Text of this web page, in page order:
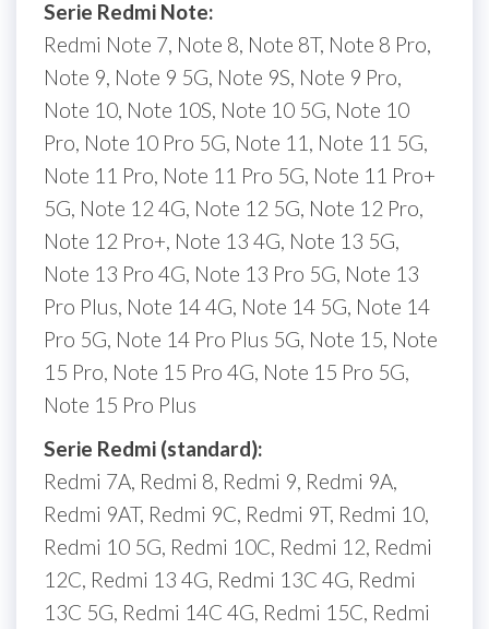
Serie Redmi Note:
Redmi Note 7, Note 8, Note 8T, Note 8 Pro,
Note 9, Note 9 5G, Note 9S, Note 9 Pro,
Note 10, Note 10S, Note 10 5G, Note 10
Pro, Note 10 Pro 5G, Note 11, Note 11 5G,
Note 11 Pro, Note 11 Pro 5G, Note 11 Pro+
5G, Note 12 4G, Note 12 5G, Note 12 Pro,
Note 12 Pro+, Note 13 4G, Note 13 5G,
Note 13 Pro 4G, Note 13 Pro 5G, Note 13
Pro Plus, Note 14 4G, Note 14 5G, Note 14
Pro 5G, Note 14 Pro Plus 5G, Note 15, Note
15 Pro, Note 15 Pro 4G, Note 15 Pro 5G,
Note 15 Pro Plus
Serie Redmi (standard):
Redmi 7A, Redmi 8, Redmi 9, Redmi 9A,
Redmi 9AT, Redmi 9C, Redmi 9T, Redmi 10,
Redmi 10 5G, Redmi 10C, Redmi 12, Redmi
12C, Redmi 13 4G, Redmi 13C 4G, Redmi
13C 5G, Redmi 14C 4G, Redmi 15C, Redmi